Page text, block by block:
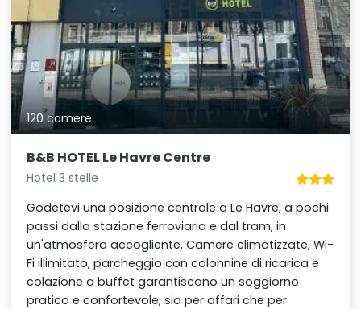
120 camere
B&B HOTEL Le Havre Centre
Hotel 3 stelle
Godetevi una posizione centrale a Le Havre, a pochi
passi dalla stazione ferroviaria e dal tram, in
un'atmosfera accogliente. Camere climatizzate, Wi-
Fi illimitato, parcheggio con colonnine di ricarica e
colazione a buffet garantiscono un soggiorno
pratico e confortevole, sia per affari che per